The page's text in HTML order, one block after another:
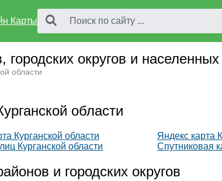
Карты
городских округов и
области
области
Курганской области
Яндекс карта
Курганской области
Спутниковая
и городских округов